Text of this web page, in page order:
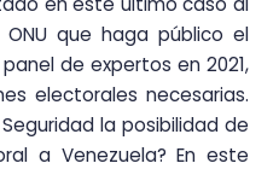
que haga público el
de expertos en 2021,
electorales necesarias.
la posibilidad de
a Venezuela? En este